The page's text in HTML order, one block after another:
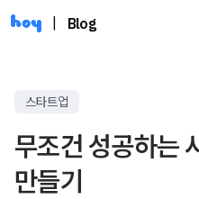
Blog
스타트업
무조건 성공하는
만들기